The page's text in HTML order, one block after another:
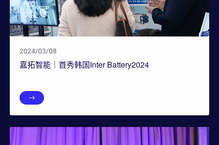
2024/03/08
嘉拓智能｜首秀韩国Inter Battery2024